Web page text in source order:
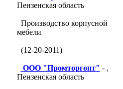
Пензенская область
Производство корпусной
мебели
(12-20-2011)
ООО "Промторгопт" - ,
Пензенская область